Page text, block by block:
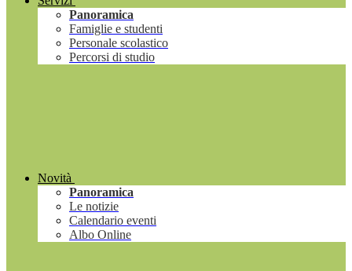
Panoramica
Famiglie e studenti
Personale scolastico
Percorsi di studio
Novità
Panoramica
Le notizie
Calendario eventi
Albo Online